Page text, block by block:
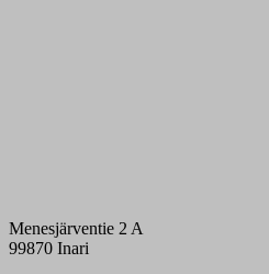
Menesjärventie 2 A
99870 Inari